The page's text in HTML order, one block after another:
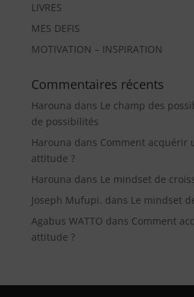
LIVRES
MES DEFIS
MOTIVATION – INSPIRATION
Commentaires récents
Harouna dans Le champ des
de possibilités
Harouna dans Comment acquérir
attitude ?
Harouna dans Le mindset de
Joseph Mufupi. dans Le mindset
Agabus WATTO dans Comment
attitude ?